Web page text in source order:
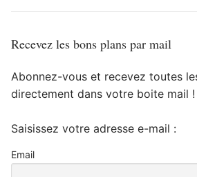
Recevez les bons plans par mail
Abonnez-vous et recevez toutes
directement dans votre boite mail !
Saisissez votre adresse e-mail :
Email